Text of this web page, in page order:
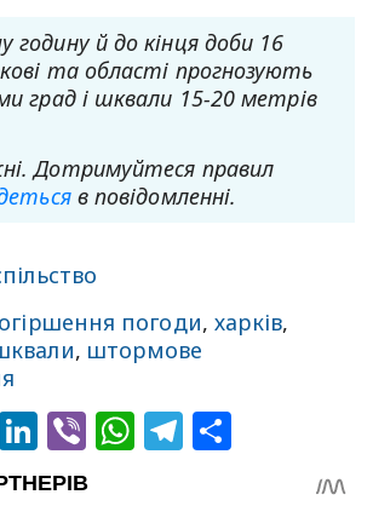
годину й до кінця доби 16
та області прогнозують
град і шквали 15-20 метрів
Дотримуйтеся правил
в повідомленні.
погоди, харків,
, штормове
Pinterest
LinkedIn
ViberWhatsApp
Telegram